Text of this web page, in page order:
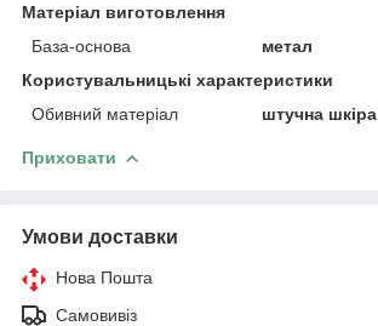
Матеріал виготовлення
База-основа
метал
Користувальницькі характеристики
Обивний матеріал
штучна шкіра
Приховати
Умови доставки
Нова Пошта
Самовивіз